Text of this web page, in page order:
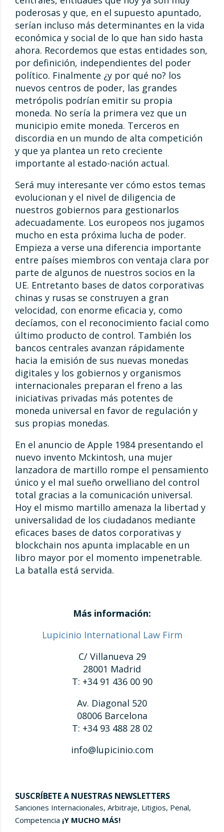
poderosas y que, en el supuesto apuntado,
serían incluso más determinantes en la vida
económica y social de lo que han sido hasta
ahora. Recordemos que estas entidades son,
por definición, independientes del poder
político. Finalmente ¿y por qué no? los
nuevos centros de poder, las grandes
metrópolis podrían emitir su propia
moneda. No sería la primera vez que un
municipio emite moneda. Terceros en
discordia en un mundo de alta competición
y que ya plantea un reto creciente
importante al estado-nación actual.
Será muy interesante ver cómo estos temas
evolucionan y el nivel de diligencia de
nuestros gobiernos para gestionarlos
adecuadamente. Los europeos nos jugamos
mucho en esta próxima lucha de poder.
Empieza a verse una diferencia importante
entre países miembros con ventaja clara por
parte de algunos de nuestros socios en la
UE. Entretanto bases de datos corporativas
chinas y rusas se construyen a gran
velocidad, con enorme eficacia y, como
decíamos, con el reconocimiento facial como
último producto de control. También los
bancos centrales avanzan rápidamente
hacia la emisión de sus nuevas monedas
digitales y los gobiernos y organismos
internacionales preparan el freno a las
iniciativas privadas más potentes de
moneda universal en favor de regulación y
sus propias monedas.
En el anuncio de Apple 1984 presentando el
nuevo invento Mckintosh, una mujer
lanzadora de martillo rompe el pensamiento
único y el mal sueño orwelliano del control
total gracias a la comunicación universal.
Hoy el mismo martillo amenaza la libertad y
universalidad de los ciudadanos mediante
eficaces bases de datos corporativas y
blockchain nos apunta implacable en un
libro mayor por el momento impenetrable.
La batalla está servida.
Más información:
Lupicinio International Law Firm
C/ Villanueva 29
28001 Madrid
T: +34 91 436 00 90
Av. Diagonal 520
08006 Barcelona
T: +34 93 488 28 02
info@lupicinio.com
SUSCRÍBETE A NUESTRAS NEWSLETTERS
Sanciones Internacionales, Arbitraje, Litigios, Penal,
Competencia ¡Y MUCHO MÁS!